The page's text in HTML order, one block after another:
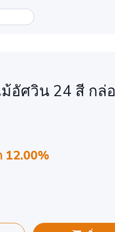
อัศวิน 24 สี กล่
12.00%